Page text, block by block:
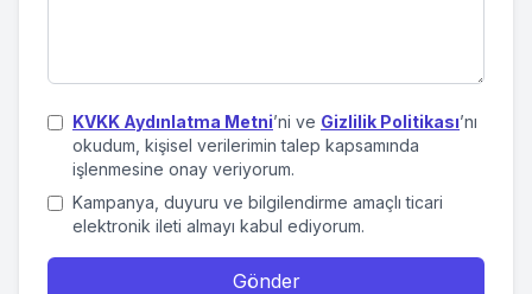
KVKK Aydınlatma Metni’ni ve Gizlilik Politikası’nı
okudum, kişisel verilerimin talep kapsamında
işlenmesine onay veriyorum.
Kampanya, duyuru ve bilgilendirme amaçlı ticari
elektronik ileti almayı kabul ediyorum.
Gönder